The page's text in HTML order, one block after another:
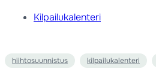
Kilpailukalenteri
hiihtosuunnistus kilpailukalenteri